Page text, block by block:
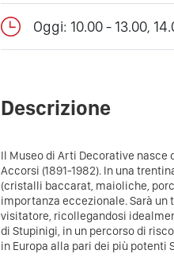
Oggi: 10.00 - 13.00,
Descrizione
Il Museo di Arti Decorative
Accorsi (1891-1982). In una
(cristalli baccarat, maioliche,
importanza eccezionale. Sarà
visitatore, ricollegandosi
di Stupinigi, in un percorso di
in Europa alla pari dei più potenti